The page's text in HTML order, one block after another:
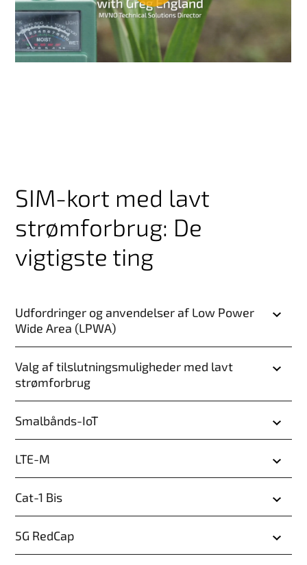
SIM-kort med lavt
strømforbrug: De
vigtigste ting
Udfordringer og anvendelser af Low Power
Wide Area (LPWA)
Valg af tilslutningsmuligheder med lavt
strømforbrug
Smalbånds-IoT
LTE-M
Cat-1 Bis
5G RedCap